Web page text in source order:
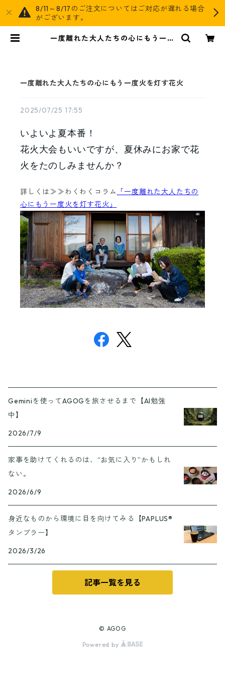
8/11～8/17のご注文についてはご対応が遅れる場合
がございます。
一度離れた大人たちの心にもう一度
一度離れた大人たちの心にもう一度火を灯す花火
2025/07/25 17:55
いよいよ夏本番！
花火大会もいいですが、夏休みにお家で花
火をたのしみませんか？
詳しくは≫≫わくわくコラム
「一度離れた大人たちの
心にもう一度火を灯す花火」
Geminiを使ってAGOGを旅させるまで【AI勉強
中】
2026/7/9
家事を助けてくれるのは、“お気に入り”かもしれ
ない。
2026/6/9
身近なものから環境に目を向けてみる【PAPLUS®
タンブラー】
2026/3/26
記事一覧を見る
© AGOG
Powered by